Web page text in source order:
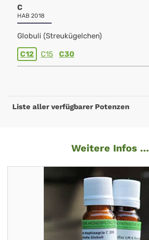
C
HAB 2018
Globuli (Streukügelchen)
C12 C15 C30
Liste aller verfügbarer Potenzen
Weitere Infos ...